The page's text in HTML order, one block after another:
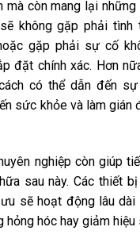
mà còn mang lại
không gặp phải tình
gặp phải sự cố
đặt chính xác. Hơn
có thể dẫn đến
sức khỏe và làm gián
nghiệp còn giúp
sau này. Các thiết
sẽ hoạt động lâu dài
hỏng hóc hay giảm hiệu